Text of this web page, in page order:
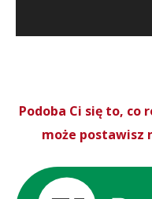
Podoba Ci się to, co
może postawisz